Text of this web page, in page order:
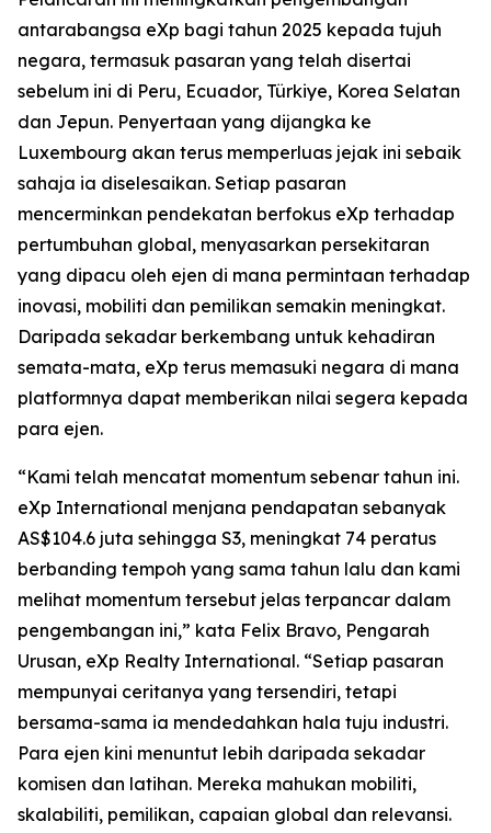
antarabangsa eXp bagi tahun 2025 kepada tujuh
negara, termasuk pasaran yang telah disertai
sebelum ini di Peru, Ecuador, Türkiye, Korea Selatan
dan Jepun. Penyertaan yang dijangka ke
Luxembourg akan terus memperluas jejak ini sebaik
sahaja ia diselesaikan. Setiap pasaran
mencerminkan pendekatan berfokus eXp terhadap
pertumbuhan global, menyasarkan persekitaran
yang dipacu oleh ejen di mana permintaan terhadap
inovasi, mobiliti dan pemilikan semakin meningkat.
Daripada sekadar berkembang untuk kehadiran
semata-mata, eXp terus memasuki negara di mana
platformnya dapat memberikan nilai segera kepada
para ejen.
“Kami telah mencatat momentum sebenar tahun ini.
eXp International menjana pendapatan sebanyak
AS$104.6 juta sehingga S3, meningkat 74 peratus
berbanding tempoh yang sama tahun lalu dan kami
melihat momentum tersebut jelas terpancar dalam
pengembangan ini,” kata Felix Bravo, Pengarah
Urusan, eXp Realty International. “Setiap pasaran
mempunyai ceritanya yang tersendiri, tetapi
bersama-sama ia mendedahkan hala tuju industri.
Para ejen kini menuntut lebih daripada sekadar
komisen dan latihan. Mereka mahukan mobiliti,
skalabiliti, pemilikan, capaian global dan relevansi.